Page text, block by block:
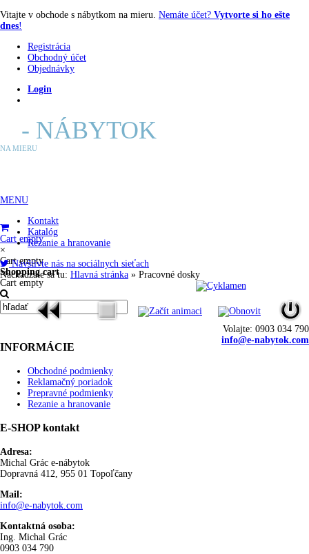
Vitajte v obchode s nábytkom na mieru. Nemáte účet? Vytvorte si ho ešte
dnes!
Registrácia
Obchodný účet
Objednávky
Login
- NÁBYTOK
NA MIERU
Cart empty
×
Cart empty
Shopping cart
Cart empty
Volajte: 0903 034 790
info@e-nabytok.com
MENU
Kontakt
Katalóg
Rezanie a hranovanie
Navštívte nás na sociálnych sieťach
Nachádzate sa tu: Hlavná stránka » Pracovné dosky
INFORMÁCIE
Obchodné podmienky
Reklamačný poriadok
Prepravné podmienky
Rezanie a hranovanie
E-SHOP kontakt
Adresa:
Michal Grác e-nábytok
Dopravná 412, 955 01 Topoľčany
Mail:
info@e-nabytok.com
Kontaktná osoba:
Ing. Michal Grác
0903 034 790